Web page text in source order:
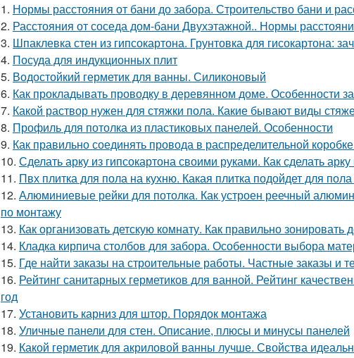
1. Нормы расстояния от бани до забора. Строительство бани и
2. Расстояния от соседа дом-бани Двухэтажной.. Нормы
3. Шпаклевка стен из гипсокартона. Грунтовка для гисокартона:
4. Посуда для индукционных плит
5. Водостойкий герметик для ванны. Силиконовый
6. Как прокладывать проводку в деревянном доме. Особенности
7. Какой раствор нужен для стяжки пола. Какие бывают виды
8. Профиль для потолка из пластиковых панелей. Особенности
9. Как правильно соединять провода в распределительной
10. Сделать арку из гипсокартона своими руками. Как сделать
11. Пвх плитка для пола на кухню. Какая плитка подойдет для пола
12. Алюминиевые рейки для потолка. Как устроен реечный
по монтажу
13. Как организовать детскую комнату. Как правильно зонировать
14. Кладка кирпича столбов для забора. Особенности выбора
15. Где найти заказы на строительные работы. Частные заказы и
16. Рейтинг санитарных герметиков для ванной. Рейтинг
год
17. Установить карниз для штор. Порядок монтажа
18. Уличные панели для стен. Описание, плюсы и минусы панелей
19. Какой герметик для акриловой ванны лучше. Свойства